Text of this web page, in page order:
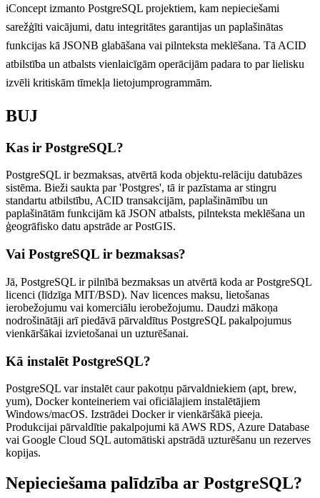
iConcept izmanto PostgreSQL projektiem, kam nepieciešami
sarežģīti vaicājumi, datu integritātes garantijas un paplašinātas
funkcijas kā JSONB glabāšana vai pilnteksta meklēšana. Tā ACID
atbilstība un atbalsts vienlaicīgām operācijām padara to par lielisku
izvēli kritiskām tīmekļa lietojumprogrammām.
BUJ
Kas ir PostgreSQL?
PostgreSQL ir bezmaksas, atvērtā koda objektu-relāciju datubāzes
sistēma. Bieži saukta par 'Postgres', tā ir pazīstama ar stingru
standartu atbilstību, ACID transakcijām, paplašināmību un
paplašinātām funkcijām kā JSON atbalsts, pilnteksta meklēšana un
ģeogrāfisko datu apstrāde ar PostGIS.
Vai PostgreSQL ir bezmaksas?
Jā, PostgreSQL ir pilnībā bezmaksas un atvērtā koda ar PostgreSQL
licenci (līdzīga MIT/BSD). Nav licences maksu, lietošanas
ierobežojumu vai komerciālu ierobežojumu. Daudzi mākoņa
nodrošinātāji arī piedāvā pārvaldītus PostgreSQL pakalpojumus
vienkāršākai izvietošanai un uzturēšanai.
Kā instalēt PostgreSQL?
PostgreSQL var instalēt caur pakotņu pārvaldniekiem (apt, brew,
yum), Docker konteineriem vai oficiālajiem instalētājiem
Windows/macOS. Izstrādei Docker ir vienkāršākā pieeja.
Produkcijai pārvaldītie pakalpojumi kā AWS RDS, Azure Database
vai Google Cloud SQL automātiski apstrādā uzturēšanu un rezerves
kopijas.
Nepieciešama palīdzība ar PostgreSQL?